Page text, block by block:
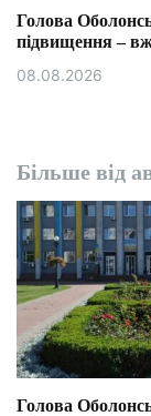
Голова
підвищення –
08.08.2026
Більше від
Голова